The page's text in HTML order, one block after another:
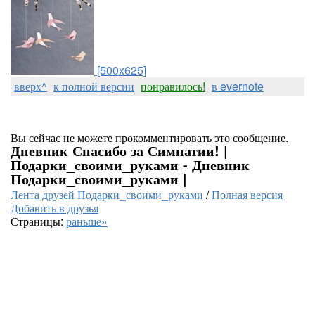
[500x625]
вверх^ к полной версии понравилось! в evernote
Вы сейчас не можете прокомментировать это сообщение.
Дневник Спасибо за Симпатии! |
Подарки_своими_руками - Дневник
Подарки_своими_руками |
Лента друзей Подарки_своими_руками /Полная версия
Добавить в друзья
Страницы: раньше»